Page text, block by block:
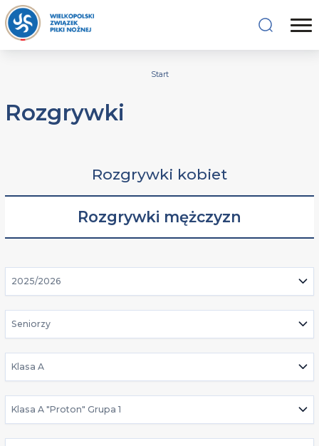
Start
Rozgrywki
Rozgrywki kobiet
Rozgrywki mężczyzn
2025/2026
Seniorzy
Klasa A
Klasa A "Proton" Grupa 1